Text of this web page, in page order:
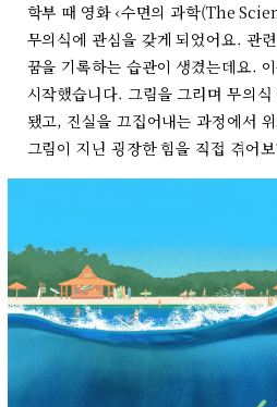
학부 때 영화 ‹수면의 과학(The
무의식에 관심을 갖게 되었어요. 관
꿈을 기록하는 습관이 생겼는데요.
시작했습니다. 그림을 그리며 무의
됐고, 진실을 끄집어내는 과정에서
그림이 지닌 굉장한 힘을 직접 겪어